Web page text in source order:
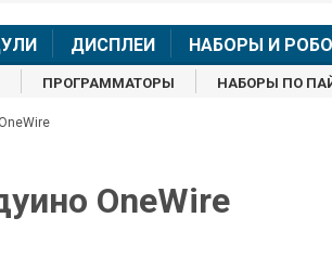
ДИСПЛЕИ НАБОРЫ И
ПРОГРАММАТОРЫ НАБОРЫ ПО
OneWire
звонки и аудио сообщения не
Менеджер
shop@iarduino.ru